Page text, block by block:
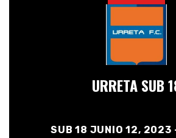
URRETA SUB
SUB 18 JUNIO 12, 2023